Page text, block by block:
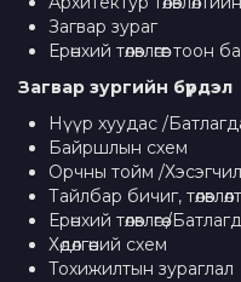
Загвар зураг
Ерөнхий төлөвлөгөөг
Загвар зургийн бүрдэл
Нүүр хуудас /
Байршлын схем
Орчны тойм /
Тайлбар бичиг,
Ерөнхий төлөвлөгөө /
Хөдөлгөөний схем
Тохижилтын зураглал